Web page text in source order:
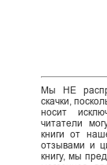
Мы НЕ
скачки,
носит
читатели
книги от
отзывами и
книгу, мы